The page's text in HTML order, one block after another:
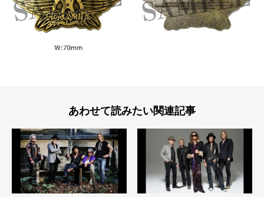
あわせて読みたい関連記事